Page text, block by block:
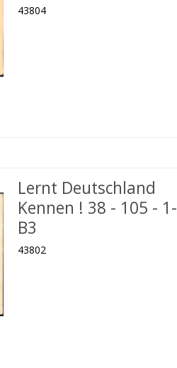
43804
Lernt Deutschland
Kennen ! 38 - 105 - 1-
B3
43802